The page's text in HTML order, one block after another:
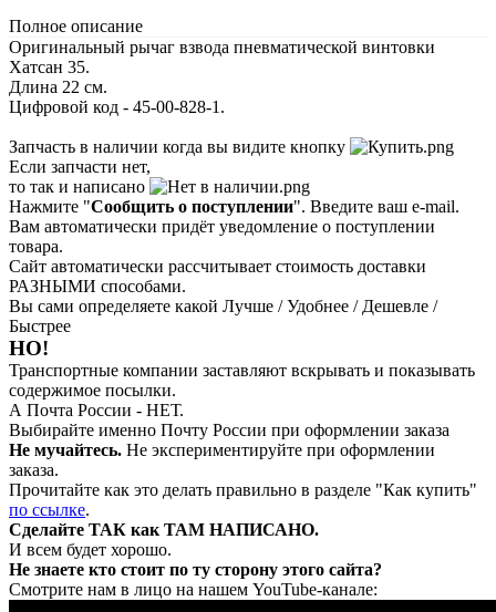
Полное описание
Оригинальный рычаг взвода пневматической винтовки
Хатсан 35.
Длина 22 см.
Цифровой код - 45-00-828-1.
Запчасть в наличии когда вы видите кнопку
Если запчасти нет,
то так и написано
Нажмите "Сообщить о поступлении". Введите ваш e-mail.
Вам автоматически придёт уведомление о поступлении
товара.
Сайт автоматически рассчитывает стоимость доставки
РАЗНЫМИ способами.
Вы сами определяете какой Лучше / Удобнее / Дешевле /
Быстрее
НО!
Транспортные компании заставляют вскрывать и показывать
содержимое посылки.
А Почта России - НЕТ.
Выбирайте именно Почту России при оформлении заказа
Не мучайтесь. Не экспериментируйте при оформлении
заказа.
Прочитайте как это делать правильно в разделе "Как купить"
по ссылке.
Сделайте ТАК как ТАМ НАПИСАНО.
И всем будет хорошо.
Не знаете кто стоит по ту сторону этого сайта?
Смотрите нам в лицо на нашем YouTube-канале: